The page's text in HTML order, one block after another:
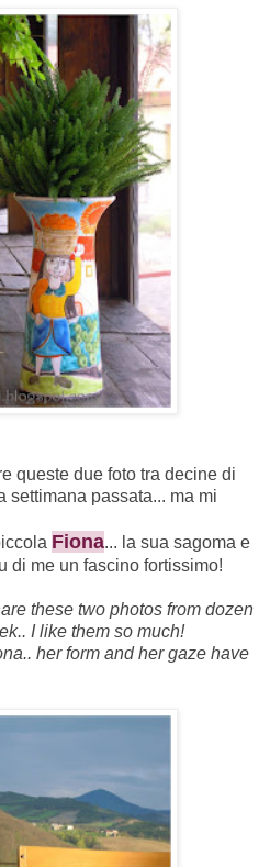
queste due foto tra decine di
settimana passata... ma mi
Fiona... la sua sagoma e
di me un fascino fortissimo!
these two photos from dozen
I like them so much!
her form and her gaze have